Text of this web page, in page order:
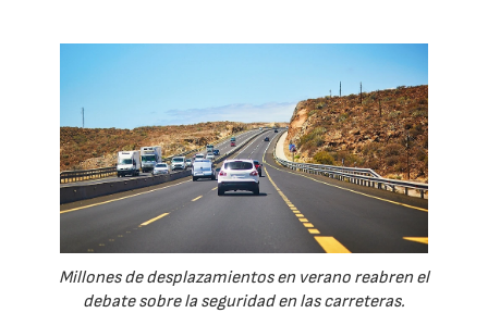
Millones de desplazamientos en verano reabren el
debate sobre la seguridad en las carreteras.